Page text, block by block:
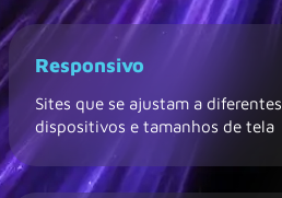
Responsivo
Sites que se ajustam a diferentes
dispositivos e tamanhos de tela